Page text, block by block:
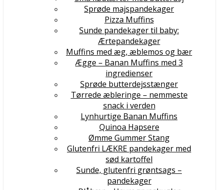
Sprøde majspandekager
Pizza Muffins
Sunde pandekager til baby:
Ærtepandekager
Muffins med æg, æblemos og bær
Ægge – Banan Muffins med 3
ingredienser
Sprøde butterdejsstænger
Tørrede æbleringe – nemmeste
snack i verden
Lynhurtige Banan Muffins
Quinoa Hapsere
Ømme Gummer Stang
Glutenfri LÆKRE pandekager med
sød kartoffel
Sunde, glutenfri grøntsags –
pandekager